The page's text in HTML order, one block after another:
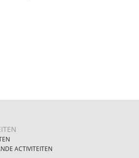
ACTIVITEITEN